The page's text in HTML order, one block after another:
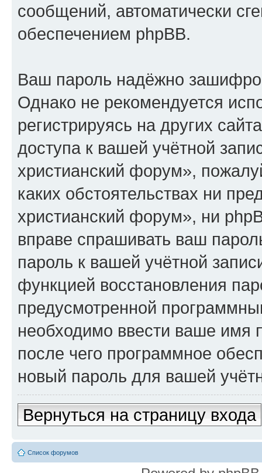
сообщений, автоматически
обеспечением phpBB.
Ваш пароль надёжно
Однако не рекомендуется
регистрируясь на других
доступа к вашей учётной
христианский форум»,
каких обстоятельствах ни
христианский форум», ни
вправе спрашивать ваш
пароль к вашей учётной
функцией восстановления
предусмотренной
необходимо ввести ваше имя
после чего программное
новый пароль для вашей
Вернуться на страницу входа
Список форумов